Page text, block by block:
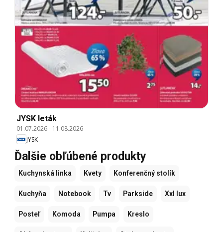
JYSK leták
01.07.2026- 11.08.2026
JYSK
Ďalšie obľúbené produkty
Kuchynská linka Kvety Konferenčný stolík
Kuchyňa Notebook Tv Parkside Xxl lux
Posteľ Komoda Pumpa Kreslo